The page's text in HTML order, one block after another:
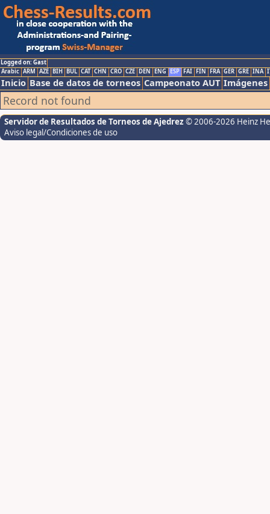
Logged on: Gast
Arabic ARM AZE BIH BUL CAT CHN CRO CZE DEN ENG ESP FAI FIN FRA GER GRE INA
Inicio Base de datos de torneos Campeonato AUT Imágenes
Record not found
Servidor de Resultados de Torneos de Ajedrez © 2006-2026 Heinz
Aviso legal/Condiciones de uso